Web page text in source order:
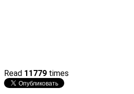
Read 11779 times